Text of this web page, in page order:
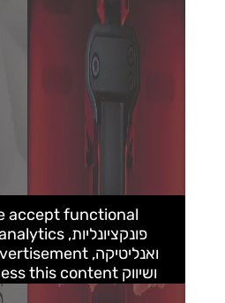
ושיווק cookies to access this content